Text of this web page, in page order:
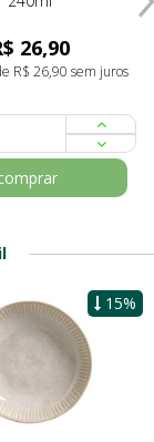
26,90
R$ 26,90 sem juros
15%